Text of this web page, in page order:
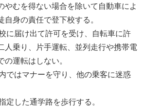
やむを得ない場合を除いて自動車によ
自身の責任で登下校する。
に届け出て許可を受け、自転車に許
人乗り、片手運転、並列走行や携帯電
の運転はしない。
ではマナーを守り、他の乗客に迷惑
定した通学路を歩行する。